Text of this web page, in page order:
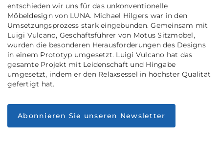
entschieden wir uns für das unkonventionelle
Möbeldesign von LUNA. Michael Hilgers war in den
Umsetzungsprozess stark eingebunden. Gemeinsam mit
Luigi Vulcano, Geschäftsführer von Motus Sitzmöbel,
wurden die besonderen Herausforderungen des Designs
in einem Prototyp umgesetzt. Luigi Vulcano hat das
gesamte Projekt mit Leidenschaft und Hingabe
umgesetzt, indem er den Relaxsessel in höchster Qualität
gefertigt hat.
Abonnieren Sie unseren Newsletter